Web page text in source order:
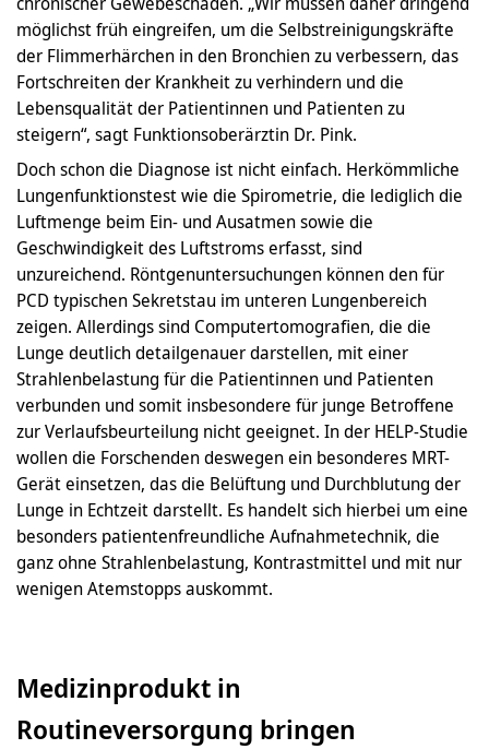
möglichst früh eingreifen, um die Selbstreinigungskräfte
der Flimmerhärchen in den Bronchien zu verbessern, das
Fortschreiten der Krankheit zu verhindern und die
Lebensqualität der Patientinnen und Patienten zu
steigern“, sagt Funktionsoberärztin Dr. Pink.
Doch schon die Diagnose ist nicht einfach. Herkömmliche
Lungenfunktionstest wie die Spirometrie, die lediglich die
Luftmenge beim Ein- und Ausatmen sowie die
Geschwindigkeit des Luftstroms erfasst, sind
unzureichend. Röntgenuntersuchungen können den für
PCD typischen Sekretstau im unteren Lungenbereich
zeigen. Allerdings sind Computertomografien, die die
Lunge deutlich detailgenauer darstellen, mit einer
Strahlenbelastung für die Patientinnen und Patienten
verbunden und somit insbesondere für junge Betroffene
zur Verlaufsbeurteilung nicht geeignet. In der HELP-Studie
wollen die Forschenden deswegen ein besonderes MRT-
Gerät einsetzen, das die Belüftung und Durchblutung der
Lunge in Echtzeit darstellt. Es handelt sich hierbei um eine
besonders patientenfreundliche Aufnahmetechnik, die
ganz ohne Strahlenbelastung, Kontrastmittel und mit nur
wenigen Atemstopps auskommt.
Medizinprodukt in
Routineversorgung bringen